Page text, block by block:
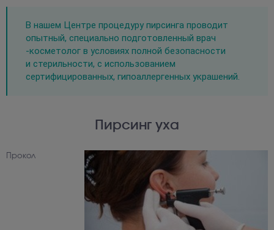
В нашем Центре процедуру пирсинга проводит
опытный, специально подготовленный врач
-косметолог в условиях полной безопасности
и стерильности, с использованием
сертифицированных, гипоаллергенных украшений.
Пирсинг уха
Прокол